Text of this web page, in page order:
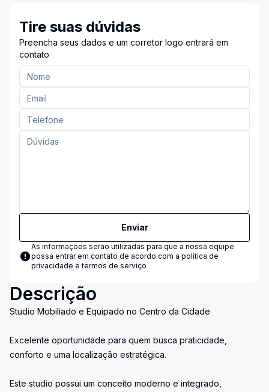
Tire suas dúvidas
Preencha seus dados e um corretor logo entrará em
contato
Enviar
As informações serão utilizadas para que a nossa equipe
possa entrar em contato de acordo com a política de
privacidade e termos de serviço
Descrição
Studio Mobiliado e Equipado no Centro da Cidade
Excelente oportunidade para quem busca praticidade,
conforto e uma localização estratégica.
Este studio possui um conceito moderno e integrado,